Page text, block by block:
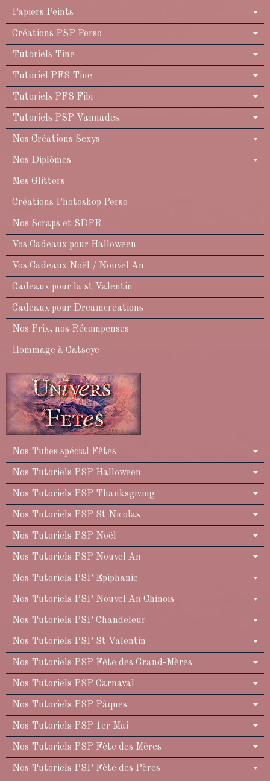
Papiers Peints
Créations PSP Perso
Tutoriels Tine
Tutoriel PFS Tine
Tutoriels PFS Fibi
Tutoriels PSP Vannades
Nos Créations Sexys
Nos Diplômes
Mes Glitters
Créations Photoshop Perso
Nos Scraps et SDPR
Vos Cadeaux pour Halloween
Vos Cadeaux Noël / Nouvel An
Cadeaux pour la st Valentin
Cadeaux pour Dreamcreations
Nos Prix, nos Récompenses
Hommage à Catseye
Nos Tubes spécial Fêtes
Nos Tutoriels PSP Halloween
Nos Tutoriels PSP Thanksgiving
Nos Tutoriels PSP St Nicolas
Nos Tutoriels PSP Noël
Nos Tutoriels PSP Nouvel An
Nos Tutoriels PSP Epiphanie
Nos Tutoriels PSP Nouvel An Chinois
Nos Tutoriels PSP Chandeleur
Nos Tutoriels PSP St Valentin
Nos Tutoriels PSP Fête des Grand-Mères
Nos Tutoriels PSP Carnaval
Nos Tutoriels PSP Pâques
Nos Tutoriels PSP 1er Mai
Nos Tutoriels PSP Fête des Mères
Nos Tutoriels PSP Fête des Pères